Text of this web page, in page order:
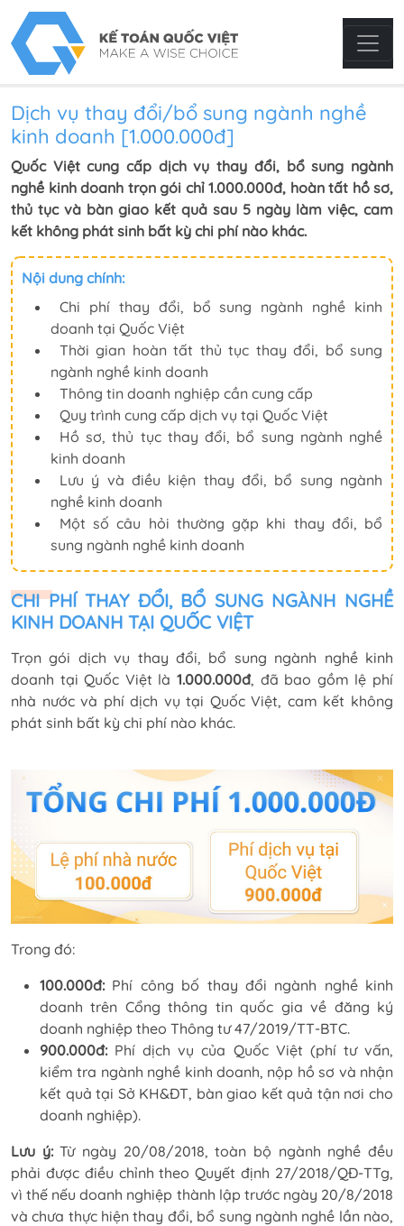
Dịch vụ thay đổi/bổ sung ngành nghề
kinh doanh [1.000.000đ]
Quốc Việt cung cấp dịch vụ thay đổi, bổ sung ngành
nghề kinh doanh trọn gói chỉ 1.000.000đ, hoàn tất hồ sơ,
thủ tục và bàn giao kết quả sau 5 ngày làm việc, cam
kết không phát sinh bất kỳ chi phí nào khác.
Nội dung chính:
Chi phí thay đổi, bổ sung ngành nghề kinh
doanh tại Quốc Việt
Thời gian hoàn tất thủ tục thay đổi, bổ sung
ngành nghề kinh doanh
Thông tin doanh nghiệp cần cung cấp
Quy trình cung cấp dịch vụ tại Quốc Việt
Hồ sơ, thủ tục thay đổi, bổ sung ngành nghề
kinh doanh
Lưu ý và điều kiện thay đổi, bổ sung ngành
nghề kinh doanh
Một số câu hỏi thường gặp khi thay đổi, bổ
sung ngành nghề kinh doanh
CHI PHÍ THAY ĐỔI, BỔ SUNG NGÀNH NGHỀ
KINH DOANH TẠI QUỐC VIỆT
Trọn gói dịch vụ thay đổi, bổ sung ngành nghề kinh
doanh tại Quốc Việt là 1.000.000đ, đã bao gồm lệ phí
nhà nước và phí dịch vụ tại Quốc Việt, cam kết không
phát sinh bất kỳ chi phí nào khác.
Trong đó:
100.000đ: Phí công bố thay đổi ngành nghề kinh
doanh trên Cổng thông tin quốc gia về đăng ký
doanh nghiệp theo Thông tư 47/2019/TT-BTC.
900.000đ: Phí dịch vụ của Quốc Việt (phí tư vấn,
kiểm tra ngành nghề kinh doanh, nộp hồ sơ và nhận
kết quả tại Sở KH&ĐT, bàn giao kết quả tận nơi cho
doanh nghiệp).
Lưu ý:Từ ngày 20/08/2018, toàn bộ ngành nghề đều
phải được điều chỉnh theo Quyết định 27/2018/QĐ-TTg,
vì thế nếu doanh nghiệp thành lập trước ngày 20/8/2018
và chưa thực hiện thay đổi, bổ sung ngành nghề lần nào,